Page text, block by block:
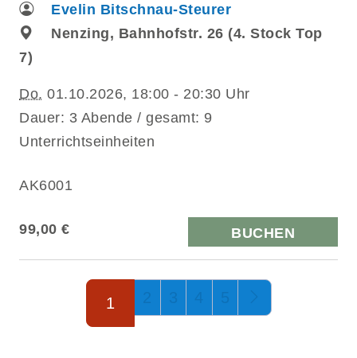
Evelin Bitschnau-Steurer
Nenzing, Bahnhofstr. 26 (4. Stock Top
7)
Do. 01.10.2026, 18:00 - 20:30 Uhr
Dauer: 3 Abende / gesamt: 9
Unterrichtseinheiten
AK6001
99,00 € BUCHEN
Seite 1 von 5
1 2 3 4 5